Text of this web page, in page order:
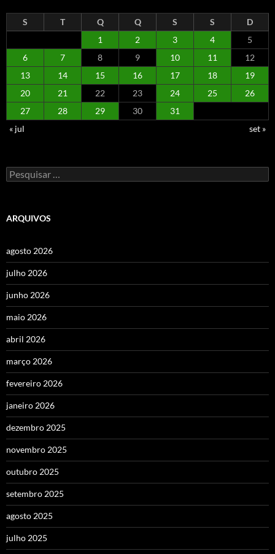
S T Q Q S S
D
1
2 3 4
5
6
7 8 9 10 11
12
13
14 15 16 17 18
19
20
21 22 23 24 25
26
27
28 29 30
31
« jul
set »
Pesquisar
por:
ARQUIVOS
agosto 2026
julho 2026
junho 2026
maio 2026
abril 2026
março 2026
fevereiro 2026
janeiro 2026
dezembro 2025
novembro 2025
outubro 2025
setembro 2025
agosto 2025
julho 2025